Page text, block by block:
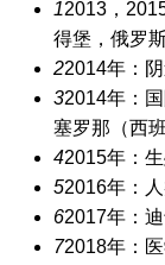
12013，
得堡，俄罗斯
22014年：
32014年：
塞罗那（西
42015年：
52016年：
62017年：
72018年：